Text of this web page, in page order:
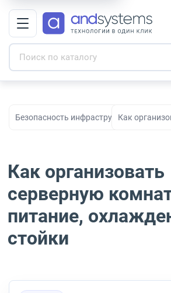
Безопасность инфраструктуры
Как
Как организовать
серверную
питание,
стойки